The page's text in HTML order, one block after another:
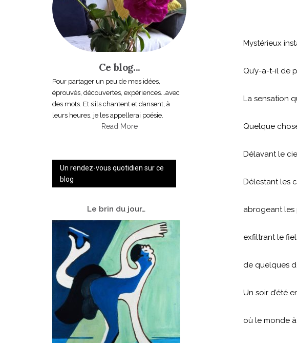
Mystérieux
Qu’y-a-t-il de
La sensation
Quelque
Délavant le
Délestant les
abrogeant les
exfiltrant le fiel
de quelques
Un soir d’été
où le monde
Ce blog...
Pour partager un peu de mes idées,
éprouvés, découvertes, expériences...avec
des mots. Et s’ils chantent et dansent, à
leurs heures, je les appellerai poésie.
Read More
Un rendez-vous quotidien sur ce
blog
Le brin du jour…